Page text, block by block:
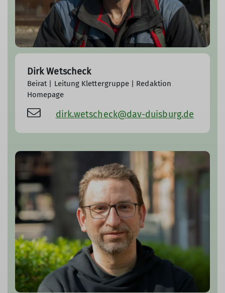
Dirk Wetscheck
Beirat | Leitung Klettergruppe | Redaktion
Homepage
dirk.wetscheck@dav-duisburg.de